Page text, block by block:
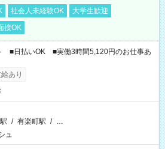
社会人未経験OK
大学生歓迎
接OK
■日払いOK ■実働3時間5,120円のお仕事あ
あり
/ 有楽町駅 / …
ュ